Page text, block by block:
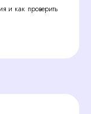
и как проверить